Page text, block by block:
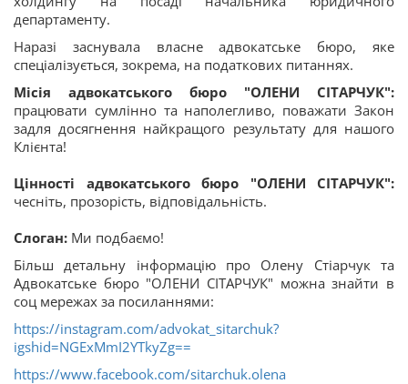
департаменту.
Наразі заснувала власне адвокатське бюро, яке
спеціалізується, зокрема, на податкових питаннях.
Місія адвокатського бюро "ОЛЕНИ СІТАРЧУК":
працювати сумлінно та наполегливо, поважати Закон
задля досягнення найкращого результату для нашого
Клієнта!
Цінності адвокатського бюро "ОЛЕНИ СІТАРЧУК":
чесніть, прозорість, відповідальність.
Слоган: Ми подбаємо!
Більш детальну інформацію про Олену Стіарчук та
Адвокатське бюро "ОЛЕНИ СІТАРЧУК" можна знайти в
соц мережах за посиланнями:
https://instagram.com/advokat_sitarchuk?
igshid=NGExMmI2YTkyZg==
https://www.facebook.com/sitarchuk.olena